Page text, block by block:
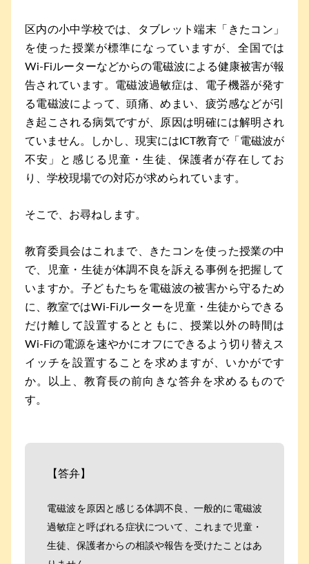
区内の小中学校では、タブレット端末「きたコン」
を使った授業が標準になっていますが、全国では
Wi-Fiルーターなどからの電磁波による健康被害が報
告されています。電磁波過敏症は、電子機器が発す
る電磁波によって、頭痛、めまい、疲労感などが引
き起こされる病気ですが、原因は明確には解明され
ていません。しかし、現実にはICT教育で「電磁波が
不安」と感じる児童・生徒、保護者が存在してお
り、学校現場での対応が求められています。
そこで、お尋ねします。
教育委員会はこれまで、きたコンを使った授業の中
で、児童・生徒が体調不良を訴える事例を把握して
いますか。子どもたちを電磁波の被害から守るため
に、教室ではWi-Fiルーターを児童・生徒からできる
だけ離して設置するとともに、授業以外の時間は
Wi-Fiの電源を速やかにオフにできるよう切り替えス
イッチを設置することを求めますが、いかがです
か。以上、教育長の前向きな答弁を求めるもので
す。
【答弁】
電磁波を原因と感じる体調不良、一般的に電磁波
過敏症と呼ばれる症状について、これまで児童・
生徒、保護者からの相談や報告を受けたことはあ